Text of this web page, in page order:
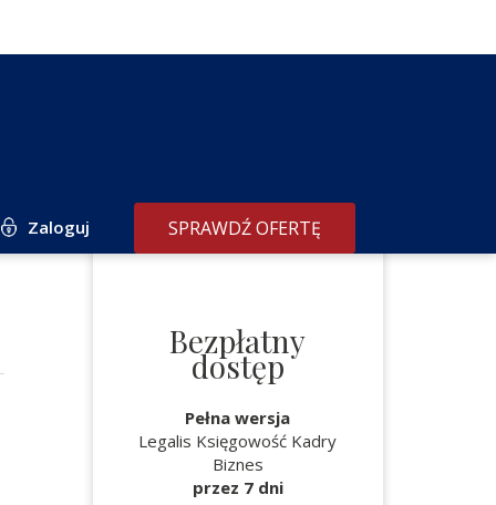
Zaloguj SPRAWDŹ OFERTĘ
Bezpłatny
dostęp
Pełna wersja
Legalis Księgowość Kadry
Biznes
przez 7 dni